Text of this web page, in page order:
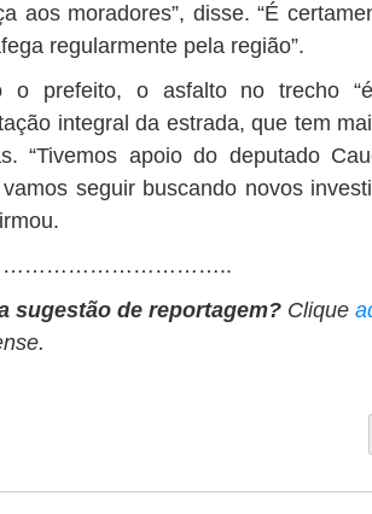
aos moradores”, disse. “É
regularmente pela região”.
o prefeito, o asfalto no trecho
integral da estrada, que tem
“Tivemos apoio do deputado
seguir buscando novos
sugestão de reportagem? Clique